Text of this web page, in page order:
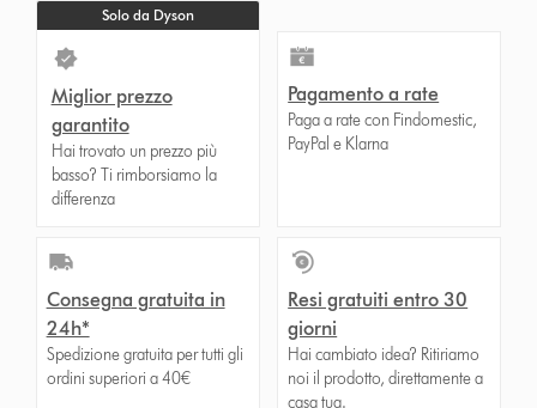
Solo da Dyson
Miglior prezzo
garantito
Hai trovato un prezzo più
basso? Ti rimborsiamo la
differenza
Pagamento a rate
Paga a rate con Findomestic,
PayPal e Klarna
Consegna gratuita in
24h*
Spedizione gratuita per tutti gli
ordini superiori a 40€
Resi gratuiti entro 30
giorni
Hai cambiato idea? Ritiriamo
noi il prodotto, direttamente a
casa tua.